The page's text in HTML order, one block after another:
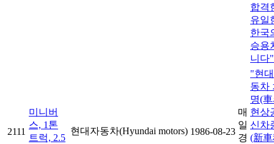
합격
유일
한국
승용
니다"
2111
미니버
스, 1톤
트럭, 2.5
현대자동차(Hyundai motors) 1986-08-23
매
일
경
"현
동차
명(
현상
신차
(新